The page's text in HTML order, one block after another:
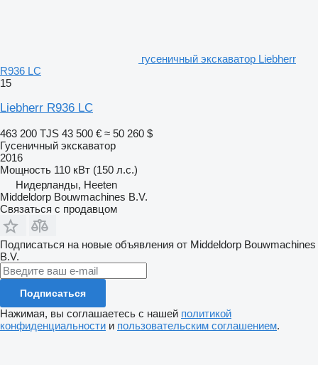
гусеничный экскаватор Liebherr
R936 LC
15
Liebherr R936 LC
463 200 TJS 43 500 € ≈ 50 260 $
Гусеничный экскаватор
2016
Мощность 110 кВт (150 л.с.)
Нидерланды, Heeten
Middeldorp Bouwmachines B.V.
Связаться с продавцом
Подписаться на новые объявления от Middeldorp Bouwmachines
B.V.
Подписаться
Нажимая, вы соглашаетесь с нашей политикой
конфиденциальности и пользовательским соглашением.